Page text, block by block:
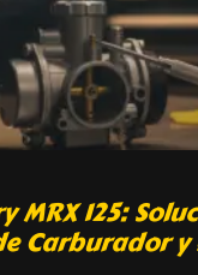
MRX 125:
Carburador